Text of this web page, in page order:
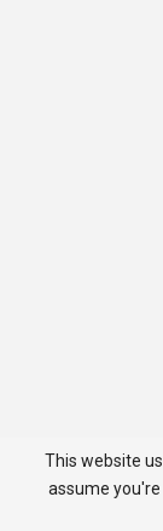
This website
assume